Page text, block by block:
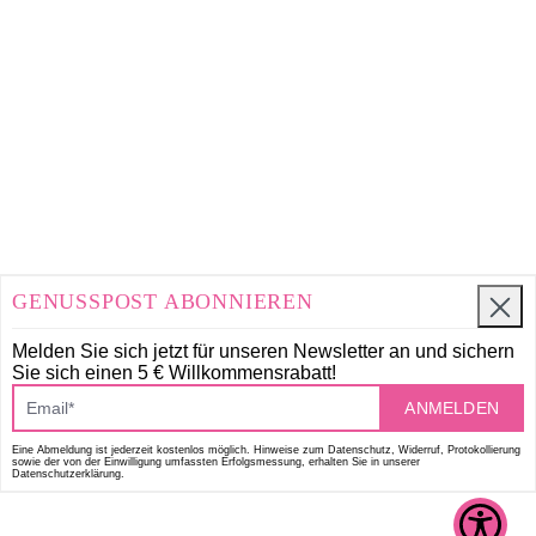
GENUSSPOST ABONNIEREN
Melden Sie sich jetzt für unseren Newsletter an und sichern
Sie sich einen 5 € Willkommensrabatt!
ANMELDEN
Eine Abmeldung ist jederzeit kostenlos möglich. Hinweise zum Datenschutz, Widerruf, Protokollierung
sowie der von der Einwilligung umfassten Erfolgsmessung, erhalten Sie in unserer
Datenschutzerklärung.